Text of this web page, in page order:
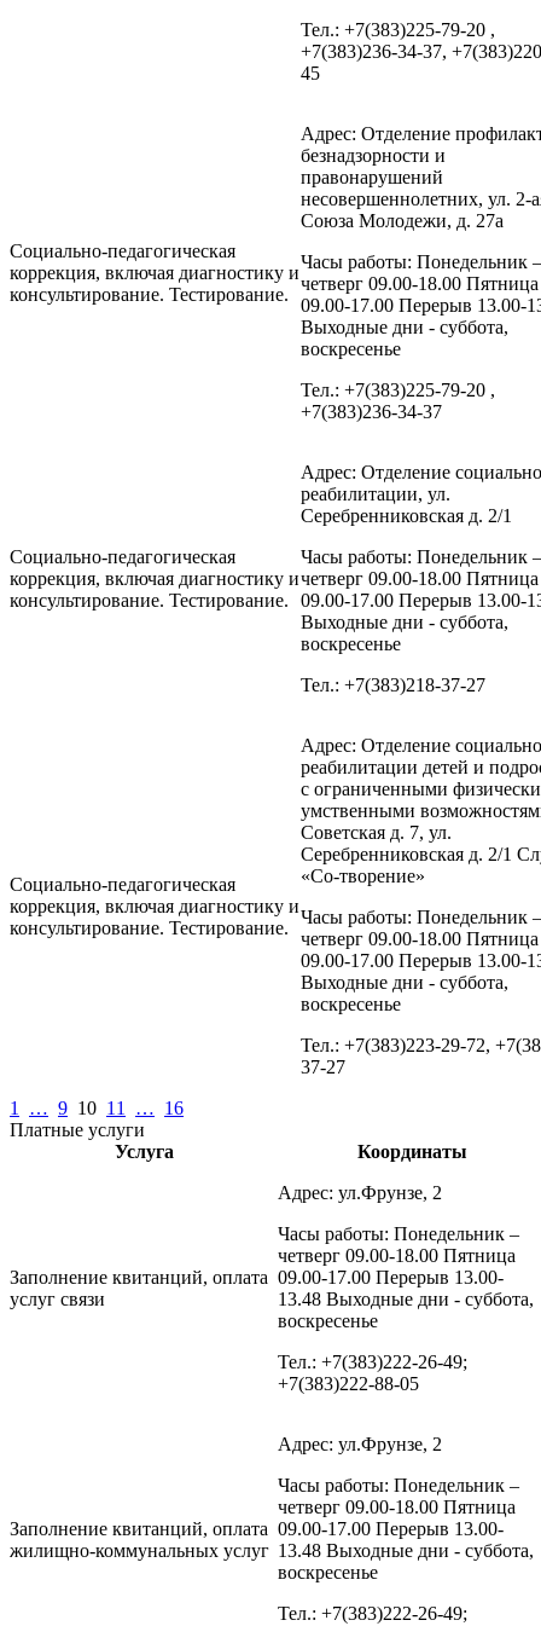
Тел.: +7(383)225-79-20 ,
+7(383)236-34-37,
45
Социально-педагогическая
коррекция, включая диагностику и
консультирование. Тестирование.
Адрес: Отделение
безнадзорности и
правонарушений
несовершеннолетних, ул. 2-
Союза Молодежи, д. 27а
Часы работы: Понедельник –
четверг 09.00-18.00 Пятница
09.00-17.00 Перерыв 13.00-
Выходные дни - суббота,
воскресенье
Тел.: +7(383)225-79-20 ,
+7(383)236-34-37
Социально-педагогическая
коррекция, включая диагностику и
консультирование. Тестирование.
Адрес: Отделение
реабилитации, ул.
Серебренниковская д. 2/1
Часы работы: Понедельник –
четверг 09.00-18.00 Пятница
09.00-17.00 Перерыв 13.00-
Выходные дни - суббота,
воскресенье
Тел.: +7(383)218-37-27
Социально-педагогическая
коррекция, включая диагностику и
консультирование. Тестирование.
Адрес: Отделение
реабилитации детей и
с ограниченными
умственными
Советская д. 7, ул.
Серебренниковская д. 2/1
«Со-творение»
Часы работы: Понедельник –
четверг 09.00-18.00 Пятница
09.00-17.00 Перерыв 13.00-
Выходные дни - суббота,
воскресенье
Тел.: +7(383)223-29-72,
37-27
1
… 9 10 11 … 16
Платные услуги
Услуга
Координаты
Заполнение квитанций, оплата
услуг связи
Адрес: ул.Фрунзе, 2
Часы работы: Понедельник –
четверг 09.00-18.00 Пятница
09.00-17.00 Перерыв 13.00-
13.48 Выходные дни - суббота,
воскресенье
Тел.: +7(383)222-26-49;
+7(383)222-88-05
Заполнение квитанций, оплата
жилищно-коммунальных услуг
Адрес: ул.Фрунзе, 2
Часы работы: Понедельник –
четверг 09.00-18.00 Пятница
09.00-17.00 Перерыв 13.00-
13.48 Выходные дни - суббота,
воскресенье
Тел.: +7(383)222-26-49;